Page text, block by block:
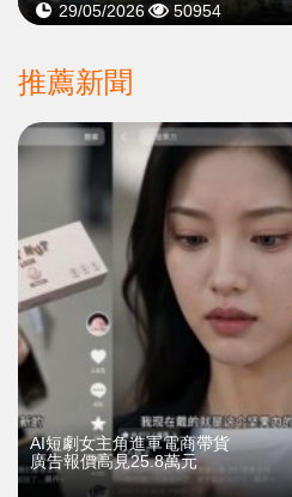
29/05/2026 50954
推薦新聞
AI短劇女主角進軍電商帶貨
廣告報價高見25.8萬元